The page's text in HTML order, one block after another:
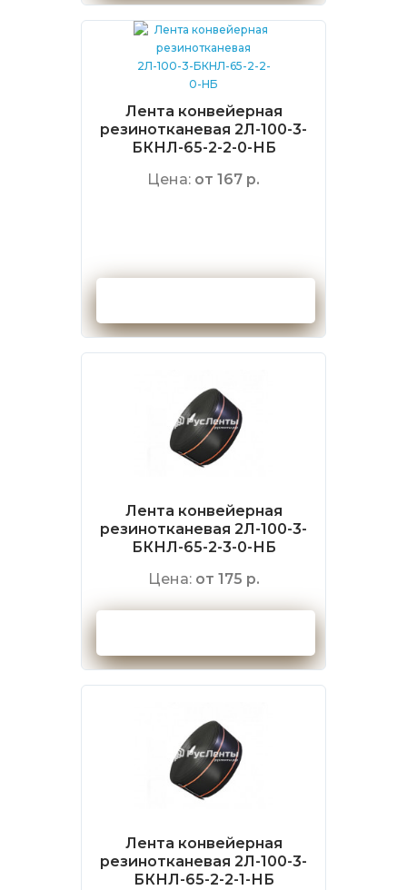
Лента конвейерная
резинотканевая 2Л-100-3-
БКНЛ-65-2-2-0-НБ
Цена: от 167 р.
Лента конвейерная
резинотканевая 2Л-100-3-
БКНЛ-65-2-3-0-НБ
Цена: от 175 р.
Лента конвейерная
резинотканевая 2Л-100-3-
БКНЛ-65-2-2-1-НБ